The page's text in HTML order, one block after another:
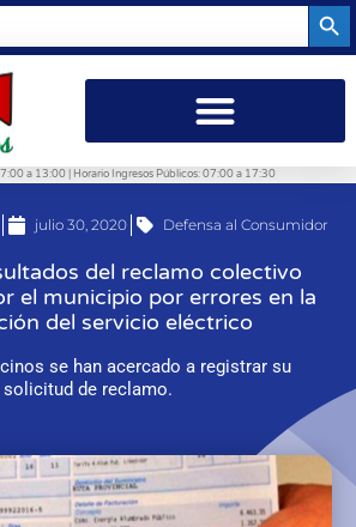
a 13:00 | Horario Ingresos Públicos: 07:00 a 17:30
julio 30, 2020 Defensa al Consumidor
del reclamo colectivo
el municipio por errores en la
del servicio eléctrico
se han acercado a registrar su
solicitud de reclamo.